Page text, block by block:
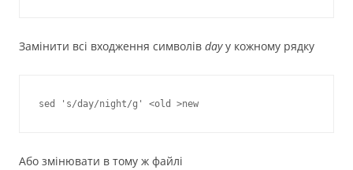
Замінити всі входження символів dayу кожному рядку
Або змінювати в тому ж файлі